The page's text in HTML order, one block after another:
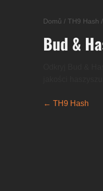
Domů / TH9 Hash /
Bud &
← TH9 Hash